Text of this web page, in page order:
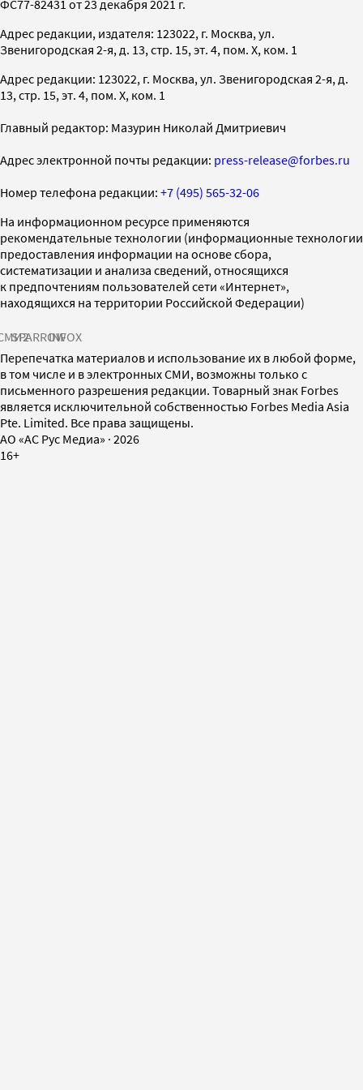
ФС77-82431 от 23 декабря 2021 г.
Адрес редакции, издателя: 123022, г. Москва, ул.
Звенигородская 2-я, д. 13, стр. 15, эт. 4, пом. X, ком. 1
Адрес редакции: 123022, г. Москва, ул. Звенигородская 2-я, д.
13, стр. 15, эт. 4, пом. X, ком. 1
Главный редактор: Мазурин Николай Дмитриевич
Адрес электронной почты редакции: press-release@forbes.ru
Номер телефона редакции: +7 (495) 565-32-06
На информационном ресурсе применяются
рекомендательные технологии (информационные технологии
предоставления информации на основе сбора,
систематизации и анализа сведений, относящихся
к предпочтениям пользователей сети «Интернет»,
находящихся на территории Российской Федерации)
SPARROWINFOX
Перепечатка материалов и использование их в любой форме,
в том числе и в электронных СМИ, возможны только с
письменного разрешения редакции. Товарный знак Forbes
является исключительной собственностью Forbes Media Asia
Pte. Limited. Все права защищены.
AO «АС Рус Медиа» · 2026
16+